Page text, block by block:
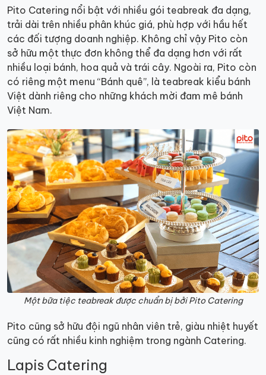
Pito Catering nổi bật với nhiều gói teabreak đa dạng,
trải dài trên nhiều phân khúc giá, phù hợp với hầu hết
các đối tượng doanh nghiệp. Không chỉ vậy Pito còn
sở hữu một thực đơn không thể đa dạng hơn với rất
nhiều loại bánh, hoa quả và trái cây. Ngoài ra, Pito còn
có riêng một menu “Bánh quê”, là teabreak kiểu bánh
Việt dành riêng cho những khách mời đam mê bánh
Việt Nam.
Một bữa tiệc teabreak được chuẩn bị bởi Pito Catering
Pito cũng sở hữu đội ngũ nhân viên trẻ, giàu nhiệt huyết
cũng có rất nhiều kinh nghiệm trong ngành Catering.
Lapis Catering